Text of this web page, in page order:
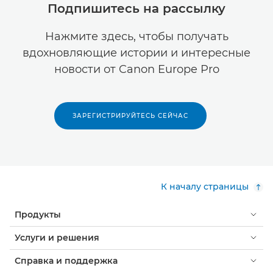
Подпишитесь на рассылку
Нажмите здесь, чтобы получать
вдохновляющие истории и интересные
новости от Canon Europe Pro
ЗАРЕГИСТРИРУЙТЕСЬ СЕЙЧАС
К началу страницы
Продукты
Услуги и решения
Справка и поддержка